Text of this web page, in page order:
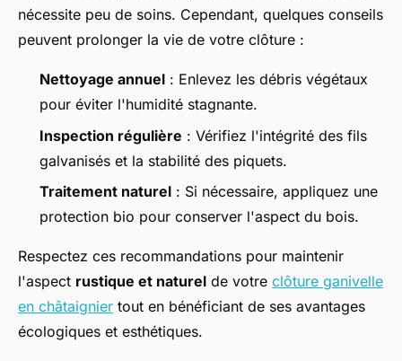
nécessite peu de soins. Cependant, quelques conseils
peuvent prolonger la vie de votre clôture :
Nettoyage annuel : Enlevez les débris végétaux
pour éviter l'humidité stagnante.
Inspection régulière : Vérifiez l'intégrité des fils
galvanisés et la stabilité des piquets.
Traitement naturel : Si nécessaire, appliquez une
protection bio pour conserver l'aspect du bois.
Respectez ces recommandations pour maintenir
l'aspect rustique et naturel de votre clôture ganivelle
en châtaignier tout en bénéficiant de ses avantages
écologiques et esthétiques.